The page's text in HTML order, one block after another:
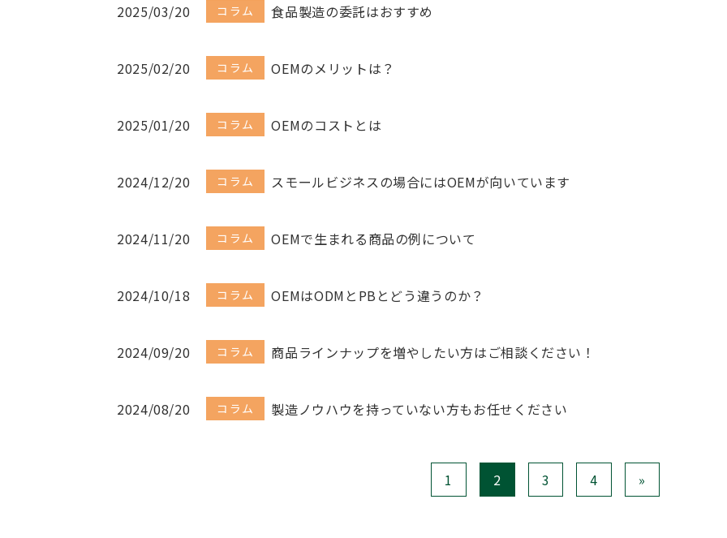
2025/03/20 コラム 食品製造の委託はおすすめ
2025/02/20 コラム OEMのメリットは？
2025/01/20 コラム OEMのコストとは
2024/12/20 コラム スモールビジネスの場合にはOEMが向いています
2024/11/20 コラム OEMで生まれる商品の例について
2024/10/18 コラム OEMはODMとPBとどう違うのか？
2024/09/20 コラム 商品ラインナップを増やしたい方はご相談ください！
2024/08/20 コラム 製造ノウハウを持っていない方もお任せください
1 2 3 4 »